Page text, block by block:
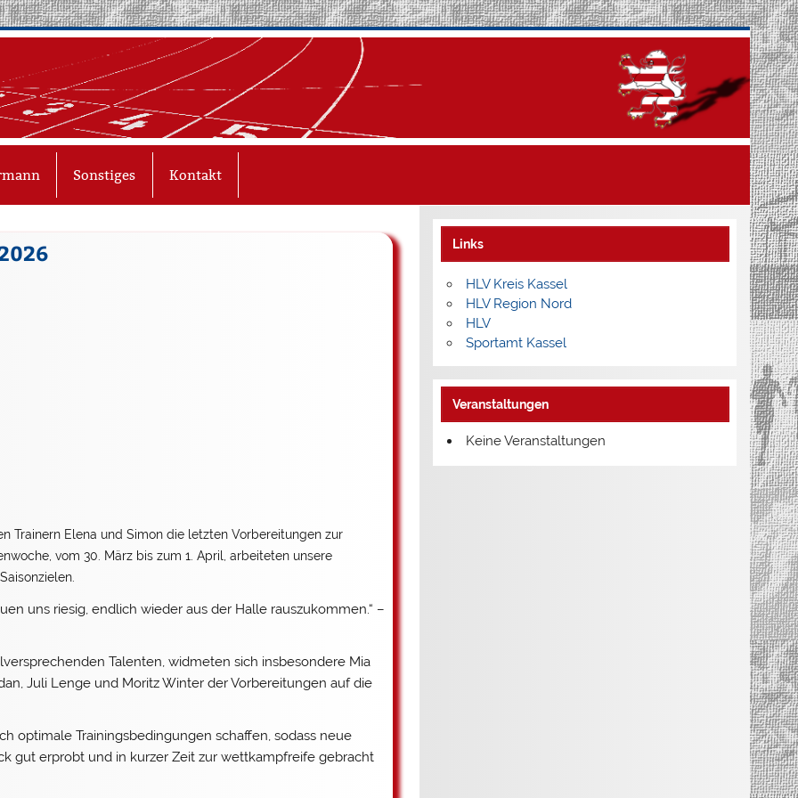
Sonstiges Kontakt
Trainern Elena und Simon die letzten Vorbereitungen zur
vom 30. März bis zum 1. April, arbeiteten unsere
uns riesig, endlich wieder aus der Halle rauszukommen.“ –
Talenten, widmeten sich insbesondere Mia
Juli Lenge und Moritz Winter der Vorbereitungen auf die
optimale Trainingsbedingungen schaffen, sodass neue
gut erprobt und in kurzer Zeit zur wettkampfreife gebracht
Links
HLV Kreis Kassel
HLV Region Nord
HLV
Sportamt Kassel
Veranstaltungen
Keine Veranstaltungen